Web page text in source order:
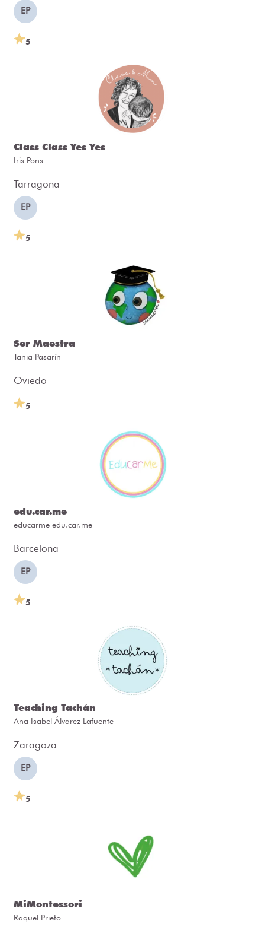
EP
5
Class Class Yes Yes
Iris Pons
Tarragona
EP
5
Ser Maestra
Tania Pasarín
Oviedo
5
edu.car.me
educarme edu.car.me
Barcelona
EP
5
Teaching Tachán
Ana Isabel Álvarez Lafuente
Zaragoza
EP
5
MiMontessori
Raquel Prieto